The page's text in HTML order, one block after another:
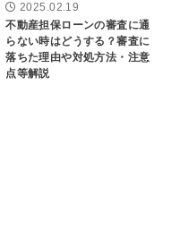
2025.02.19
不動産担保ローンの審査に通
らない時はどうする？審査に
落ちた理由や対処方法・注意
点等解説